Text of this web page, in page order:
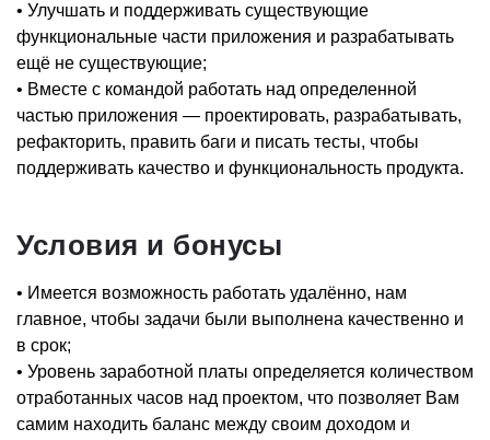
• Улучшать и поддерживать существующие
функциональные части приложения и разрабатывать
ещё не существующие;
• Вместе с командой работать над определенной
частью приложения — проектировать, разрабатывать,
рефакторить, править баги и писать тесты, чтобы
поддерживать качество и функциональность продукта.
Условия и бонусы
• Имеется возможность работать удалённо, нам
главное, чтобы задачи были выполнена качественно и
в срок;
• Уровень заработной платы определяется количеством
отработанных часов над проектом, что позволяет Вам
самим находить баланс между своим доходом и